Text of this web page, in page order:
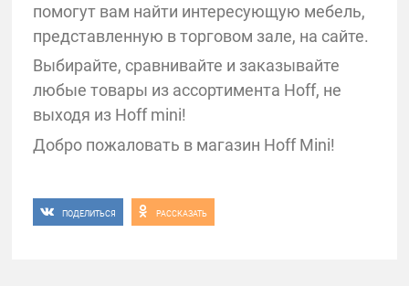
помогут вам найти интересующую мебель,
представленную в торговом зале, на сайте.
Выбирайте, сравнивайте и заказывайте
любые товары из ассортимента Hoff, не
выходя из Hoff mini!
Добро пожаловать в магазин Hoff Mini!
ПОДЕЛИТЬСЯ РАССКАЗАТЬ